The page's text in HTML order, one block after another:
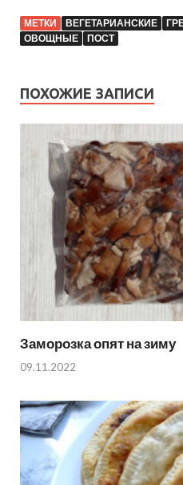
МЕТКИ ВЕГЕТАРИАНСКИЕ
ОВОЩНЫЕ
ПОСТ
ПОХОЖИЕ ЗАПИСИ
Заморозка опят на зиму
09.11.2022